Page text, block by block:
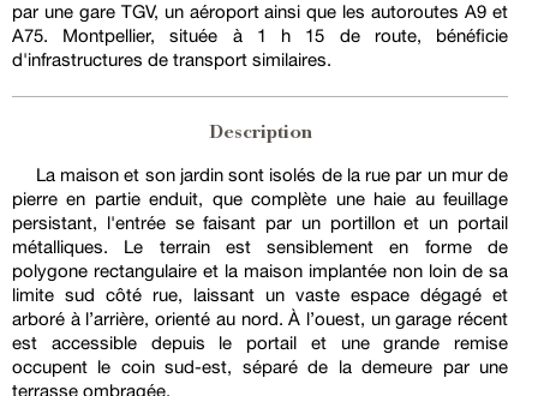
par une gare TGV, un aéroport ainsi que les autoroutes A9 et
A75. Montpellier, située à 1 h 15 de route, bénéficie
d'infrastructures de transport similaires.
Description
La maison et son jardin sont isolés de la rue par un mur de
pierre en partie enduit, que complète une haie au feuillage
persistant, l'entrée se faisant par un portillon et un portail
métalliques. Le terrain est sensiblement en forme de
polygone rectangulaire et la maison implantée non loin de sa
limite sud côté rue, laissant un vaste espace dégagé et
arboré à l’arrière, orienté au nord. À l’ouest, un garage récent
est accessible depuis le portail et une grande remise
occupent le coin sud-est, séparé de la demeure par une
terrasse ombragée.